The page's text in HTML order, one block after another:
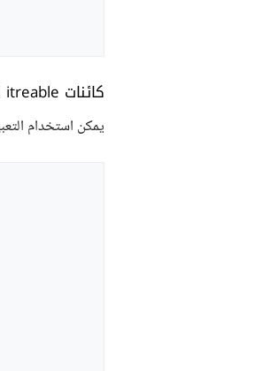
كائنات itreable الأخرى
يمكن استخدام